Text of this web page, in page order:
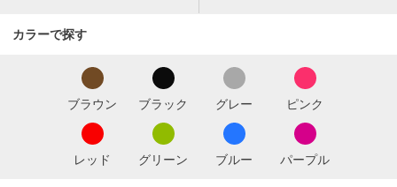
カラーで探す
ブラウン ブラック グレー ピンク
レッド グリーン ブルー パープル